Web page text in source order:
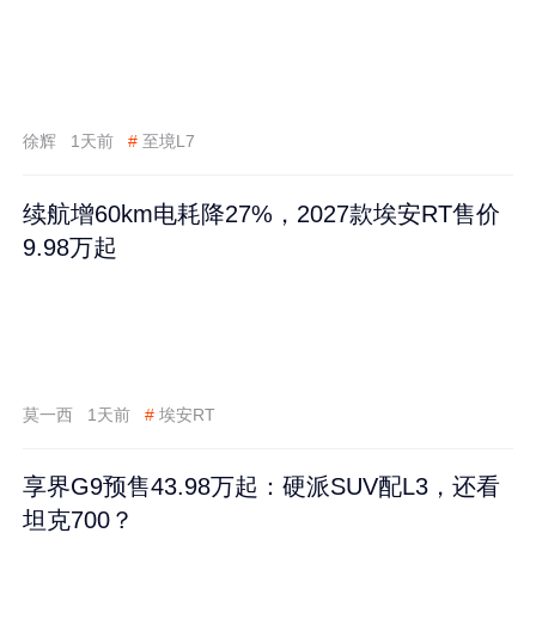
徐辉 1天前 # 至境L7
续航增60km电耗降27%，2027款埃安RT售价
9.98万起
莫一西 1天前 # 埃安RT
享界G9预售43.98万起：硬派SUV配L3，还看
坦克700？